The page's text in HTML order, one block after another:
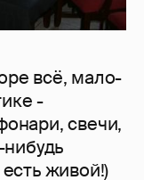
всё, мало-
-
свечи,
живой!)